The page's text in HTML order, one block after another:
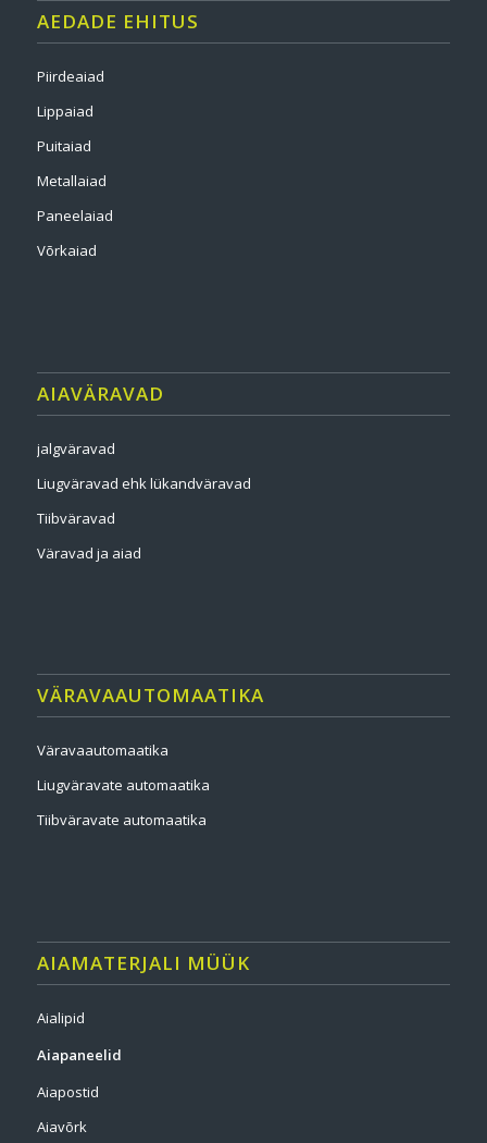
AEDADE EHITUS
Piirdeaiad
Lippaiad
Puitaiad
Metallaiad
Paneelaiad
Võrkaiad
AIAVÄRAVAD
jalgväravad
Liugväravad ehk lükandväravad
Tiibväravad
Väravad ja aiad
VÄRAVAAUTOMAATIKA
Väravaautomaatika
Liugväravate automaatika
Tiibväravate automaatika
AIAMATERJALI MÜÜK
Aialipid
Aiapaneelid
Aiapostid
Aiavõrk